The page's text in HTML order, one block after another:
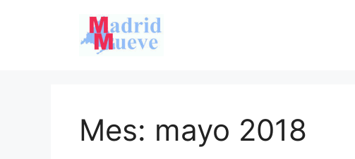
Mes: mayo 2018